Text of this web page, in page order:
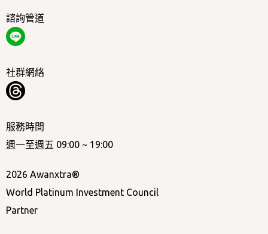
諮詢管道
社群網絡
服務時間
週一至週五 09:00 ~ 19:00
2026 Awanxtra®
World Platinum Investment Council
Partner